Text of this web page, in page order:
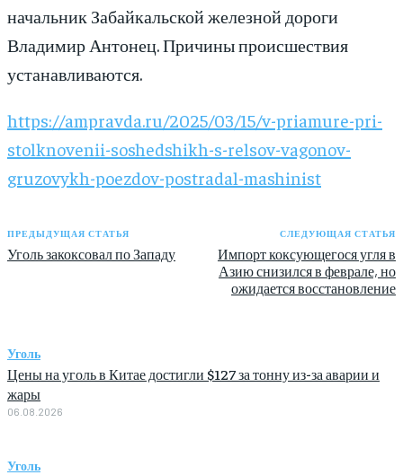
начальник Забайкальской железной дороги
Владимир Антонец. Причины происшествия
устанавливаются.
https://ampravda.ru/2025/03/15/v-priamure-pri-
stolknovenii-soshedshikh-s-relsov-vagonov-
gruzovykh-poezdov-postradal-mashinist
ПРЕДЫДУЩАЯ СТАТЬЯ
Уголь закоксовал по Западу
СЛЕДУЮЩАЯ СТАТЬЯ
Импорт коксующегося угля в
Азию снизился в феврале, но
ожидается восстановление
Уголь
Цены на уголь в Китае достигли $127 за тонну из-за аварии и
жары
06.08.2026
Уголь